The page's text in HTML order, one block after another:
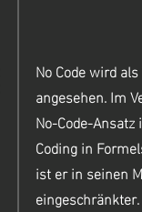
No Codewird als
angesehen. Im
No-Code-
Coding in
ist er in seinen
eingeschränkter.